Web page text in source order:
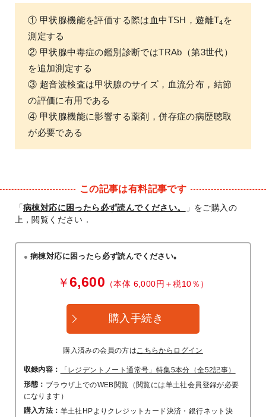
① 甲状腺機能を評価する際は血中TSH，遊離T4 を
測定する
② 甲状腺中毒症の鑑別診断ではTRAb（第3世代）
を追加測定する
③ 超音波検査は甲状腺のサイズ，血流分布，結節
の評価に有用である
④ 甲状腺機能に影響する薬剤，併存症の病歴聴取
が必要である
この記事は有料記事です
「病棟対応に困ったら必ず読んでください。
」をご購入の
上，閲覧ください．
病棟対応に困ったら必ず読んでください｡
￥6,600 （本体 6,000円＋税10％）
購入手続き
購入済みの会員の方は こちらからログイン
収録内容：
「レジデントノート通常号」特集5本分（全52記事）
形態： ブラウザ上でのWEB閲覧（閲覧には羊土社会員登録が必要
になります）
購入方法： 羊土社HPよりクレジットカード決済・銀行ネット決